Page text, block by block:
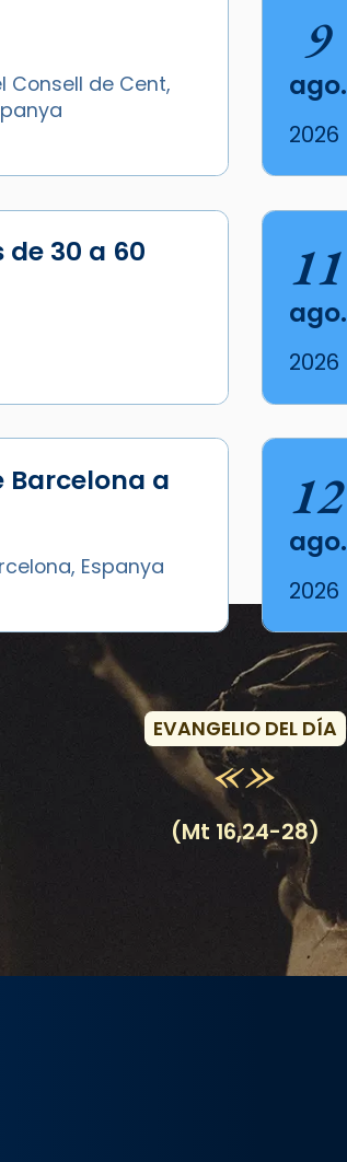
Consell de Cent,
9
ago.
2026
30 a 60
11
ago.
2026
Barcelona a
Espanya
12
ago.
2026
Eventos
EVANGELIO DEL DÍA
(Mt 16,24-28)